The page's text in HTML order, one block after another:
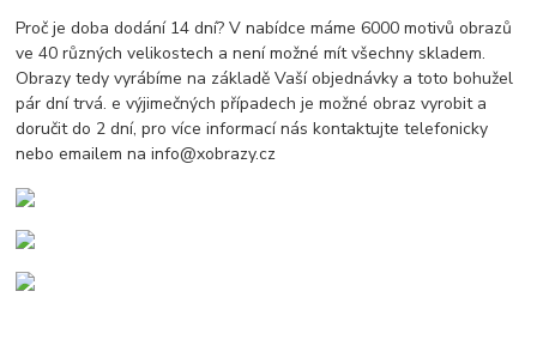
Proč je doba dodání 14 dní? V nabídce máme 6000 motivů obrazů
ve 40 různých velikostech a není možné mít všechny skladem.
Obrazy tedy vyrábíme na základě Vaší objednávky a toto bohužel
pár dní trvá. e výjimečných případech je možné obraz vyrobit a
doručit do 2 dní, pro více informací nás kontaktujte telefonicky
nebo emailem na info@xobrazy.cz